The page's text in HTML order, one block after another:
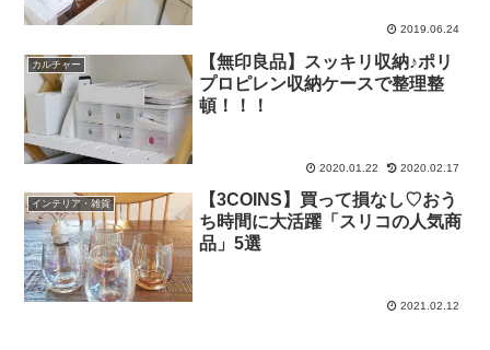
2019.06.24
カルチャー
【無印良品】スッキリ収納♪ポリ
プロピレン収納ケースで整理整
頓！！！
2020.01.22 2020.02.17
インテリア・雑貨
【3COINS】買って損なし♡おう
ち時間に大活躍「スリコの人気商
品」5選
2021.02.12